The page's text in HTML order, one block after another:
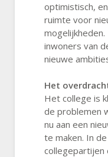
optimistisch,
ruimte voor
inwoners van
nieuwe
Het
Het college is
de problemen
nu aan een
te maken. In
collegepartijen